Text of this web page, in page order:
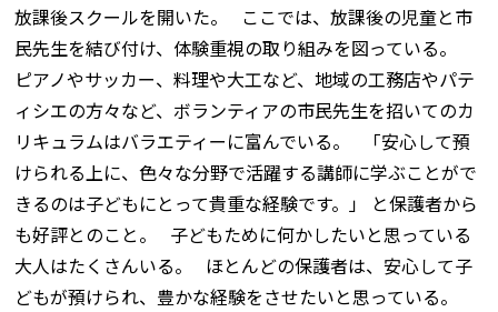
放課後スクールを開いた。 ここでは、放課後の児童と市
民先生を結び付け、体験重視の取り組みを図っている。
ピアノやサッカー、料理や大工など、地域の工務店やパテ
ィシエの方々など、ボランティアの市民先生を招いてのカ
リキュラムはバラエティーに富んでいる。 「安心して預
けられる上に、色々な分野で活躍する講師に学ぶことがで
きるのは子どもにとって貴重な経験です。」 と保護者から
も好評とのこと。 子どもために何かしたいと思っている
大人はたくさんいる。 ほとんどの保護者は、安心して子
どもが預けられ、豊かな経験をさせたいと思っている。